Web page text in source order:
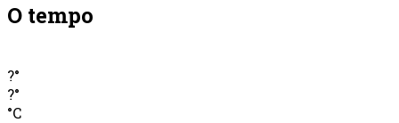
O tempo
?°
?°
°C